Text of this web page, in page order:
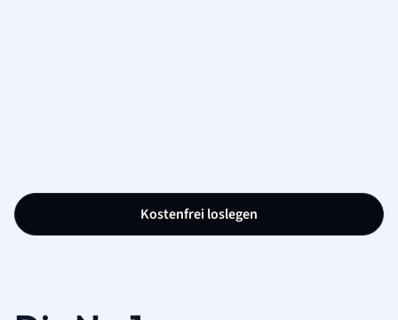
Kostenfrei loslegen